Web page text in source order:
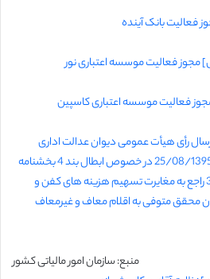
12/21][230/95/107] ارسال رأی هیأت عمومی دیوان عدالت اداری
موضوع دادنامه 561-560 مورخ 25/08/1395 در خصوص ابطال بند 4 بخشنامه
شماره 11823 مورخ 30/06/1384 راجع به مغایرت تسهیم هزینه های کفن و
محقق متوفی به اقلام معاف و غیرمعاف
منبع: سازمان امور مالیاتی کشور